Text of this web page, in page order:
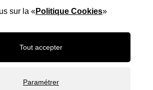
des cookiesGestion des cookies
Andre-Derain
Desert-Retz Saint-
Frame_9OTISGBS
sur la «Politique Cookies»
Tout accepter
Paramétrer